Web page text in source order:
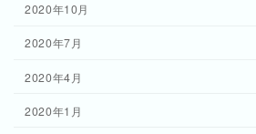
2020年10月
2020年7月
2020年4月
2020年1月